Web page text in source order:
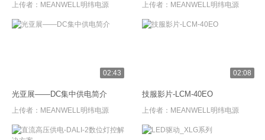
上传者： MEANWELL明纬电源 上传者： MEANWELL明纬电源
02:43
光亚展——DC集中供电简介
上传者： MEANWELL明纬电源
02:08
技服影片-LCM-40EO
上传者： MEANWELL明纬电源